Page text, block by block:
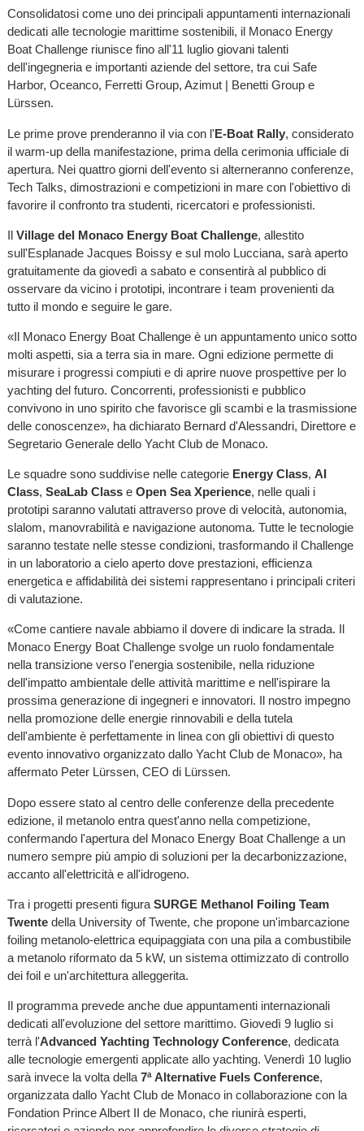
Consolidatosi come uno dei principali appuntamenti internazionali
dedicati alle tecnologie marittime sostenibili, il Monaco Energy
Boat Challenge riunisce fino all'11 luglio giovani talenti
dell'ingegneria e importanti aziende del settore, tra cui Safe
Harbor, Oceanco, Ferretti Group, Azimut | Benetti Group e
Lürssen.
Le prime prove prenderanno il via con l'E-Boat Rally, considerato
il warm-up della manifestazione, prima della cerimonia ufficiale di
apertura. Nei quattro giorni dell'evento si alterneranno conferenze,
Tech Talks, dimostrazioni e competizioni in mare con l'obiettivo di
favorire il confronto tra studenti, ricercatori e professionisti.
Il Village del Monaco Energy Boat Challenge, allestito
sull'Esplanade Jacques Boissy e sul molo Lucciana, sarà aperto
gratuitamente da giovedì a sabato e consentirà al pubblico di
osservare da vicino i prototipi, incontrare i team provenienti da
tutto il mondo e seguire le gare.
«Il Monaco Energy Boat Challenge è un appuntamento unico sotto
molti aspetti, sia a terra sia in mare. Ogni edizione permette di
misurare i progressi compiuti e di aprire nuove prospettive per lo
yachting del futuro. Concorrenti, professionisti e pubblico
convivono in uno spirito che favorisce gli scambi e la trasmissione
delle conoscenze», ha dichiarato Bernard d'Alessandri, Direttore e
Segretario Generale dello Yacht Club de Monaco.
Le squadre sono suddivise nelle categorie Energy Class, AI
Class, SeaLab Classe Open Sea Xperience, nelle quali i
prototipi saranno valutati attraverso prove di velocità, autonomia,
slalom, manovrabilità e navigazione autonoma. Tutte le tecnologie
saranno testate nelle stesse condizioni, trasformando il Challenge
in un laboratorio a cielo aperto dove prestazioni, efficienza
energetica e affidabilità dei sistemi rappresentano i principali criteri
di valutazione.
«Come cantiere navale abbiamo il dovere di indicare la strada. Il
Monaco Energy Boat Challenge svolge un ruolo fondamentale
nella transizione verso l'energia sostenibile, nella riduzione
dell'impatto ambientale delle attività marittime e nell'ispirare la
prossima generazione di ingegneri e innovatori. Il nostro impegno
nella promozione delle energie rinnovabili e della tutela
dell'ambiente è perfettamente in linea con gli obiettivi di questo
evento innovativo organizzato dallo Yacht Club de Monaco», ha
affermato Peter Lürssen, CEO di Lürssen.
Dopo essere stato al centro delle conferenze della precedente
edizione, il metanolo entra quest'anno nella competizione,
confermando l'apertura del Monaco Energy Boat Challenge a un
numero sempre più ampio di soluzioni per la decarbonizzazione,
accanto all'elettricità e all'idrogeno.
Tra i progetti presenti figura SURGE Methanol Foiling Team
Twentedella University of Twente, che propone un'imbarcazione
foiling metanolo-elettrica equipaggiata con una pila a combustibile
a metanolo riformato da 5 kW, un sistema ottimizzato di controllo
dei foil e un'architettura alleggerita.
Il programma prevede anche due appuntamenti internazionali
dedicati all'evoluzione del settore marittimo. Giovedì 9 luglio si
terrà l'Advanced Yachting Technology Conference, dedicata
alle tecnologie emergenti applicate allo yachting. Venerdì 10 luglio
sarà invece la volta della 7ª Alternative Fuels Conference,
organizzata dallo Yacht Club de Monaco in collaborazione con la
Fondation Prince Albert II de Monaco, che riunirà esperti,